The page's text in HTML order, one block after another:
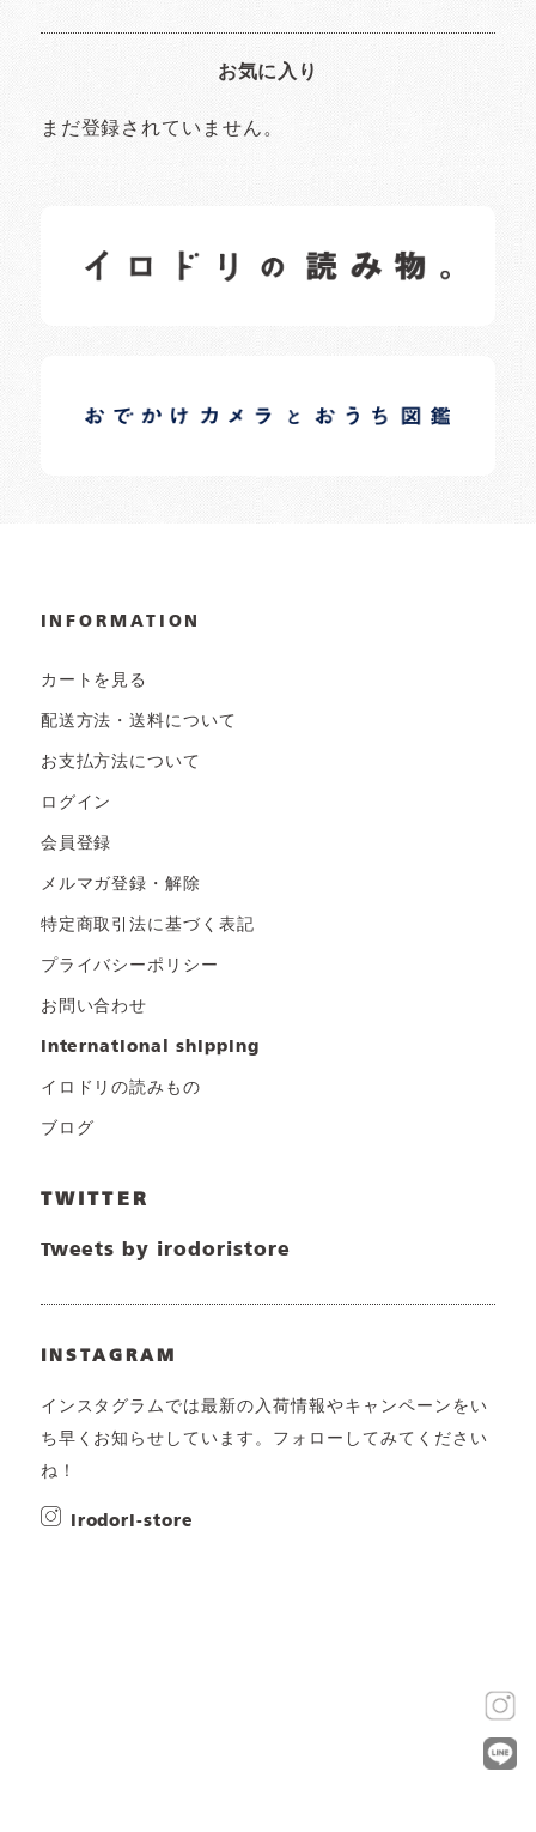
お気に入り
まだ登録されていません。
日常の様子など随時更新中です。
日常の様子など随時更新中です。
INFORMATION
カートを見る
配送方法・送料について
お支払方法について
ログイン
会員登録
メルマガ登録・解除
特定商取引法に基づく表記
プライバシーポリシー
お問い合わせ
international shipping
イロドリの読みもの
ブログ
TWITTER
Tweets by irodoristore
INSTAGRAM
インスタグラムでは最新の入荷情報やキャンペーンをい
ち早くお知らせしています。フォローしてみてください
ね！
irodori-store